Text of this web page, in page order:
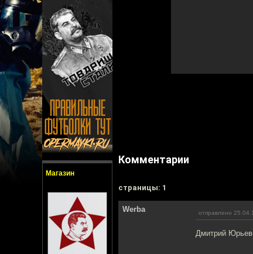
Магазин
Комментарии
cтраницы: 1
Werba отправлено
Дмитрий